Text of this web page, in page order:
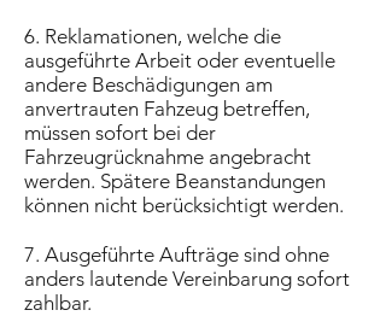
6. Reklamationen, welche die
ausgeführte Arbeit oder eventuelle
andere Beschädigungen am
anvertrauten Fahzeug betreffen,
müssen sofort bei der
Fahrzeugrücknahme angebracht
werden. Spätere Beanstandungen
können nicht berücksichtigt werden.
7. Ausgeführte Aufträge sind ohne
anders lautende Vereinbarung sofort
zahlbar.